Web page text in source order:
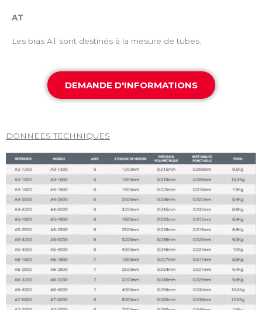
AT
Les bras AT sont destinés à la mesure de tubes.
DEMANDE D'INFORMATIONS
DONNEES TECHNIQUES